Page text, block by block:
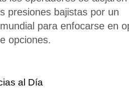
presiones bajistas por un
para enfocarse en
opciones.
al Día